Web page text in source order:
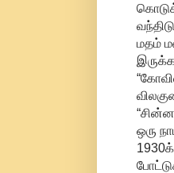
மதம்
ஒரு